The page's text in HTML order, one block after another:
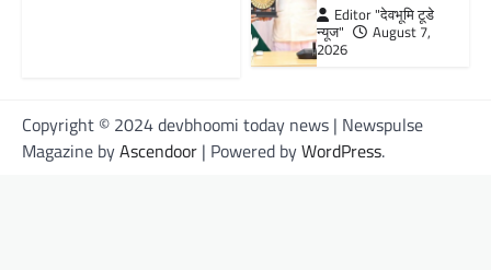
Editor "देवभूमि टूडे
न्यूज"
August 7,
2026
Copyright © 2024 devbhoomi today news | Newspulse
Magazine byAscendoor | Powered byWordPress.